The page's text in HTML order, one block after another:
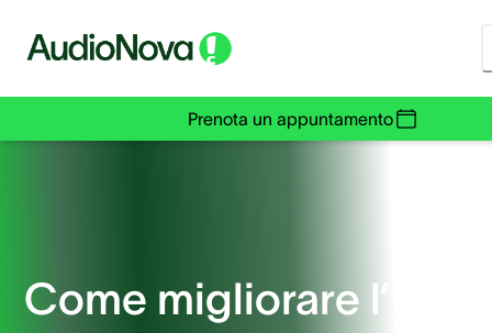
Prenota un appuntamento
Come migliorare